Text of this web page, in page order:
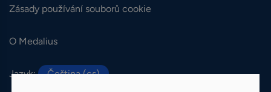
Zásady používání souborů cookie
O Medalius
Jazyk: Čeština (cs)